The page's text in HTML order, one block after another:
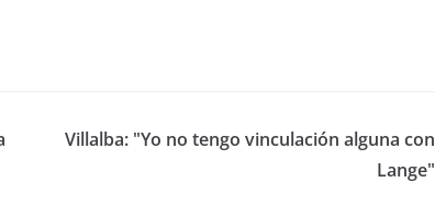
Villalba: "Yo no tengo vinculación alguna con
Lange"